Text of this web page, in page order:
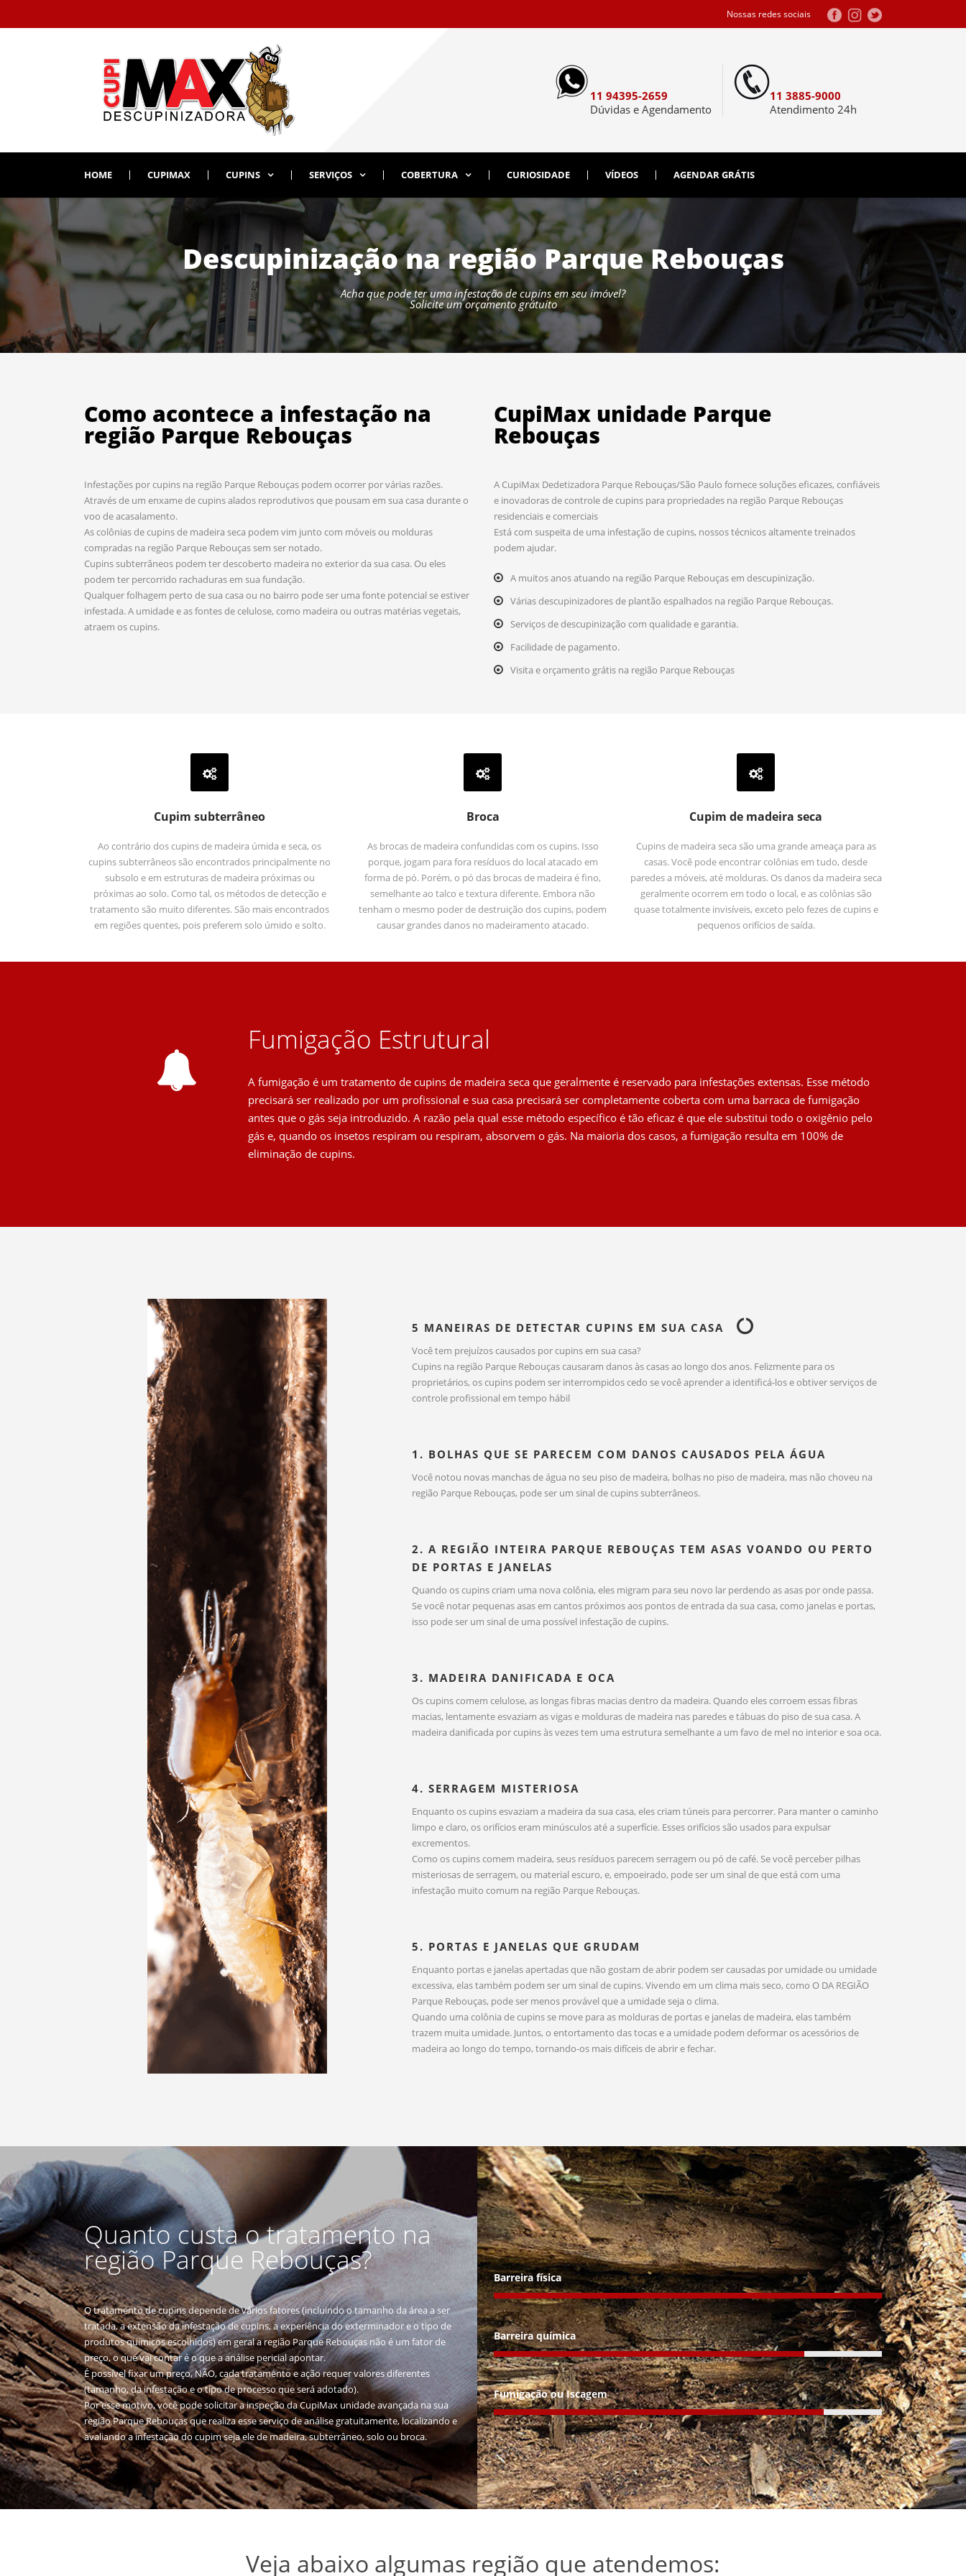
Nossas redes sociais
11 94395-2659
Dúvidas e Agendamento
11 3885-9000
Atendimento 24h
HOME CUPIMAX CUPINS SERVIÇOS COBERTURA CURIOSIDADE VÍDEOS AGENDAR GRÁTIS
Descupinização na região Parque Rebouças
Acha que pode ter uma infestação de cupins em seu imóvel?
Solicite um orçamento grátuito
Como acontece a infestação na
região Parque Rebouças
Infestações por cupins na região Parque Rebouças podem ocorrer por várias razões.
Através de um enxame de cupins alados reprodutivos que pousam em sua casa durante o
voo de acasalamento.
As colônias de cupins de madeira seca podem vim junto com móveis ou molduras
compradas na região Parque Rebouças sem ser notado.
Cupins subterrâneos podem ter descoberto madeira no exterior da sua casa. Ou eles
podem ter percorrido rachaduras em sua fundação.
Qualquer folhagem perto de sua casa ou no bairro pode ser uma fonte potencial se estiver
infestada. A umidade e as fontes de celulose, como madeira ou outras matérias vegetais,
atraem os cupins.
CupiMax unidade Parque
Rebouças
A CupiMax Dedetizadora Parque Rebouças/São Paulo fornece soluções eficazes, confiáveis
e inovadoras de controle de cupins para propriedades na região Parque Rebouças
residenciais e comerciais
Está com suspeita de uma infestação de cupins, nossos técnicos altamente treinados
podem ajudar.
A muitos anos atuando na região Parque Rebouças em descupinização.
Várias descupinizadores de plantão espalhados na região Parque Rebouças.
Serviços de descupinização com qualidade e garantia.
Facilidade de pagamento.
Visita e orçamento grátis na região Parque Rebouças
Cupim subterrâneo
Ao contrário dos cupins de madeira úmida e seca, os
cupins subterrâneos são encontrados principalmente no
subsolo e em estruturas de madeira próximas ou
próximas ao solo. Como tal, os métodos de detecção e
tratamento são muito diferentes. São mais encontrados
em regiões quentes, pois preferem solo úmido e solto.
Broca
As brocas de madeira confundidas com os cupins. Isso
porque, jogam para fora resíduos do local atacado em
forma de pó. Porém, o pó das brocas de madeira é fino,
semelhante ao talco e textura diferente. Embora não
tenham o mesmo poder de destruição dos cupins, podem
causar grandes danos no madeiramento atacado.
Cupim de madeira seca
Cupins de madeira seca são uma grande ameaça para as
casas. Você pode encontrar colônias em tudo, desde
paredes a móveis, até molduras. Os danos da madeira seca
geralmente ocorrem em todo o local, e as colônias são
quase totalmente invisíveis, exceto pelo fezes de cupins e
pequenos orifícios de saída.
Fumigação Estrutural
A fumigação é um tratamento de cupins de madeira seca que geralmente é reservado para infestações extensas. Esse método
precisará ser realizado por um profissional e sua casa precisará ser completamente coberta com uma barraca de fumigação
antes que o gás seja introduzido. A razão pela qual esse método específico é tão eficaz é que ele substitui todo o oxigênio pelo
gás e, quando os insetos respiram ou respiram, absorvem o gás. Na maioria dos casos, a fumigação resulta em 100% de
eliminação de cupins.
5 MANEIRAS DE DETECTAR CUPINS EM SUA CASA
Você tem prejuízos causados por cupins em sua casa?
Cupins na região Parque Rebouças causaram danos às casas ao longo dos anos. Felizmente para os
proprietários, os cupins podem ser interrompidos cedo se você aprender a identificá-los e obtiver serviços de
controle profissional em tempo hábil
1. BOLHAS QUE SE PARECEM COM DANOS CAUSADOS PELA ÁGUA
Você notou novas manchas de água no seu piso de madeira, bolhas no piso de madeira, mas não choveu na
região Parque Rebouças, pode ser um sinal de cupins subterrâneos.
2. A REGIÃO INTEIRA PARQUE REBOUÇAS TEM ASAS VOANDO OU PERTO
DE PORTAS E JANELAS
Quando os cupins criam uma nova colônia, eles migram para seu novo lar perdendo as asas por onde passa.
Se você notar pequenas asas em cantos próximos aos pontos de entrada da sua casa, como janelas e portas,
isso pode ser um sinal de uma possível infestação de cupins.
3. MADEIRA DANIFICADA E OCA
Os cupins comem celulose, as longas fibras macias dentro da madeira. Quando eles corroem essas fibras
macias, lentamente esvaziam as vigas e molduras de madeira nas paredes e tábuas do piso de sua casa. A
madeira danificada por cupins às vezes tem uma estrutura semelhante a um favo de mel no interior e soa oca.
4. SERRAGEM MISTERIOSA
Enquanto os cupins esvaziam a madeira da sua casa, eles criam túneis para percorrer. Para manter o caminho
limpo e claro, os orifícios eram minúsculos até a superfície. Esses orifícios são usados para expulsar
excrementos.
Como os cupins comem madeira, seus resíduos parecem serragem ou pó de café. Se você perceber pilhas
misteriosas de serragem, ou material escuro, e, empoeirado, pode ser um sinal de que está com uma
infestação muito comum na região Parque Rebouças.
5. PORTAS E JANELAS QUE GRUDAM
Enquanto portas e janelas apertadas que não gostam de abrir podem ser causadas por umidade ou umidade
excessiva, elas também podem ser um sinal de cupins. Vivendo em um clima mais seco, como O DA REGIÃO
Parque Rebouças, pode ser menos provável que a umidade seja o clima.
Quando uma colônia de cupins se move para as molduras de portas e janelas de madeira, elas também
trazem muita umidade. Juntos, o entortamento das tocas e a umidade podem deformar os acessórios de
madeira ao longo do tempo, tornando-os mais difíceis de abrir e fechar.
Quanto custa o tratamento na
região Parque Rebouças?
O tratamento de cupins depende de vários fatores (incluindo o tamanho da área a ser
tratada, a extensão da infestação de cupins, a experiência do exterminador e o tipo de
produtos químicos escolhidos) em geral a região Parque Rebouças não é um fator de
preço, o que vai contar é o que a análise pericial apontar.
É possível fixar um preço, NÃO, cada tratamento e ação requer valores diferentes
(tamanho, da infestação e o tipo de processo que será adotado).
Por esse motivo, você pode solicitar a inspeção da CupiMax unidade avançada na sua
região Parque Rebouças que realiza esse serviço de análise gratuitamente, localizando e
avaliando a infestação do cupim seja ele de madeira, subterrâneo, solo ou broca.
Barreira física
Barreira química
Fumigação ou Iscagem
Veja abaixo algumas região que atendemos: